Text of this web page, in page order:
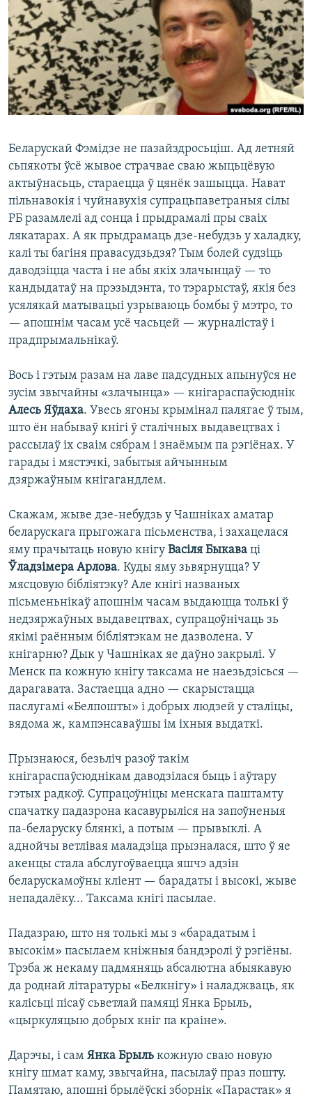
КУЛЬТУРА
КАЛЯНДАР
МОВА
НА ХВАЛЯХ СВАБОДЫ
Беларускай Фэмідзе не пазайздросьціш. Ад летняй
сьпякоты ўсё жывое страчвае сваю жыцьцёвую
актыўнасьць, стараецца ў цянёк зашыцца. Нават
пільнавокія і чуйнавухія супрацьпаветраныя сілы
РБ разамлелі ад сонца і прыдрамалі пры сваіх
лякатарах. А як прыдрамаць дзе-небудзь у халадку,
калі ты багіня правасудзьдзя? Тым болей судзіць
даводзіцца часта і не абы якіх злачынцаў — то
кандыдатаў на прэзыдэнта, то тэрарыстаў, якія без
усялякай матывацыі узрываюць бомбы ў мэтро, то
— апошнім часам усё часьцей — журналістаў і
прадпрымальнікаў.
Вось і гэтым разам на лаве падсудных апынуўся не
зусім звычайны «злачынца» — кнігараспаўсюднік
Алесь Яўдаха. Увесь ягоны крымінал палягае ў тым,
што ён набываў кнігі ў сталічных выдавецтвах і
рассылаў іх сваім сябрам і знаёмым па рэгіёнах. У
гарады і мястэчкі, забытыя айчынным
дзяржаўным кнігагандлем.
Скажам, жыве дзе-небудзь у Чашніках аматар
беларускага прыгожага пісьменства, і захацелася
яму прачытаць новую кнігу Васіля Быкава ці
Ўладзімера Арлова. Куды яму зьвярнуцца? У
мясцовую бібліятэку? Але кнігі названых
пісьменьнікаў апошнім часам выдаюцца толькі ў
недзяржаўных выдавецтвах, супрацоўнічаць зь
якімі раённым бібліятэкам не дазволена. У
кнігарню? Дык у Чашніках яе даўно закрылі. У
Менск па кожную кнігу таксама не наезьдзісься —
дарагавата. Застаецца адно — скарыстацца
паслугамі «Белпошты» і добрых людзей у сталіцы,
вядома ж, кампэнсаваўшы ім іхныя выдаткі.
Прызнаюся, безьліч разоў такім
кнігараспаўсюднікам даводзілася быць і аўтару
гэтых радкоў. Супрацоўніцы менскага паштамту
спачатку падазрона касавурыліся на запоўненыя
па-беларуску блянкі, а потым — прывыклі. А
аднойчы ветлівая маладзіца прызналася, што ў яе
акенцы стала абслугоўваецца яшчэ адзін
беларускамоўны кліент — барадаты і высокі, жыве
непадалёку... Таксама кнігі пасылае.
Падазраю, што ня толькі мы з «барадатым і
высокім» пасылаем кніжныя бандэролі ў рэгіёны.
Трэба ж некаму падмяняць абсалютна абыякавую
да роднай літаратуры «Белкнігу» і наладжваць, як
калісьці пісаў сьветлай памяці Янка Брыль,
«цыркуляцыю добрых кніг па краіне».
Дарэчы, і сам Янка Брыль кожную сваю новую
кнігу шмат каму, звычайна, пасылаў праз пошту.
Памятаю, апошні брылёўскі зборнік «Парастак» я